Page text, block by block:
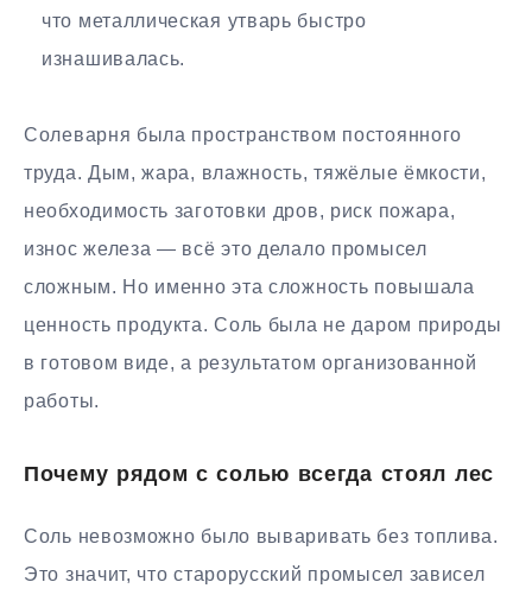
что металлическая утварь быстро
изнашивалась.
Солеварня была пространством постоянного
труда. Дым, жара, влажность, тяжёлые ёмкости,
необходимость заготовки дров, риск пожара,
износ железа — всё это делало промысел
сложным. Но именно эта сложность повышала
ценность продукта. Соль была не даром природы
в готовом виде, а результатом организованной
работы.
Почему рядом с солью всегда стоял лес
Соль невозможно было вываривать без топлива.
Это значит, что старорусский промысел зависел